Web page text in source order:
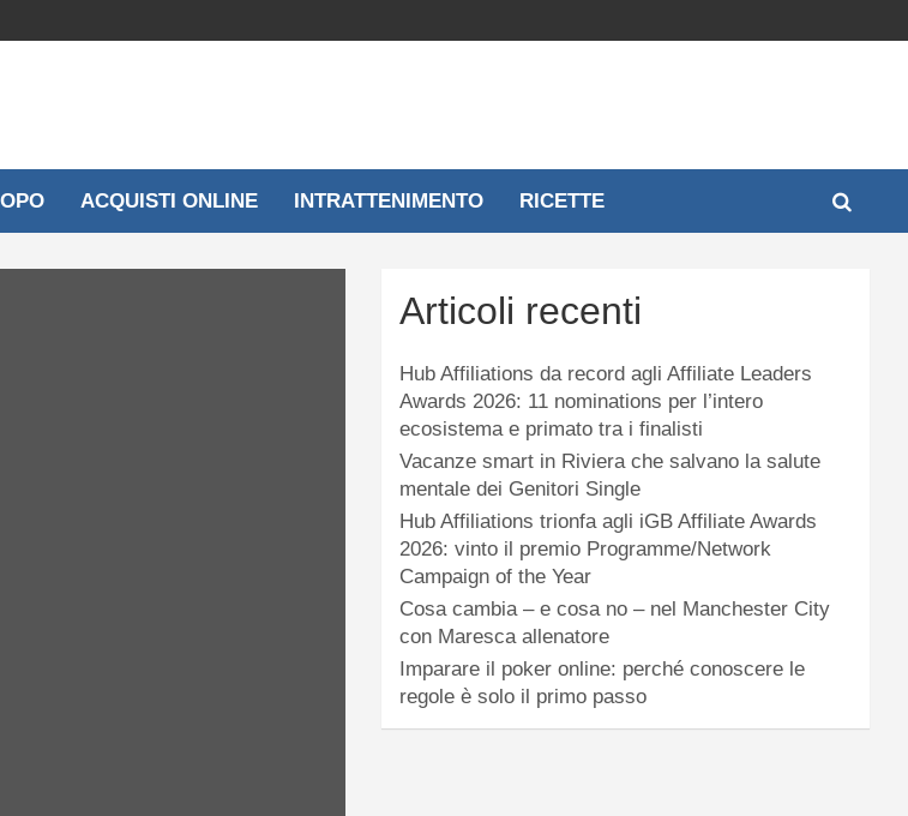
ACQUISTI ONLINE INTRATTENIMENTO RICETTE
Articoli recenti
Hub Affiliations da record agli Affiliate Leaders
Awards 2026: 11 nominations per l’intero
ecosistema e primato tra i finalisti
Vacanze smart in Riviera che salvano la salute
mentale dei Genitori Single
Hub Affiliations trionfa agli iGB Affiliate Awards
2026: vinto il premio Programme/Network
Campaign of the Year
Cosa cambia – e cosa no – nel Manchester City
con Maresca allenatore
Imparare il poker online: perché conoscere le
regole è solo il primo passo